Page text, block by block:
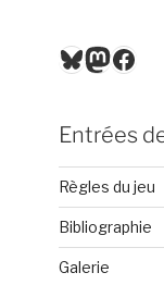
Bluesky
Entrées
Règles du jeu
Bibliographie
Galerie